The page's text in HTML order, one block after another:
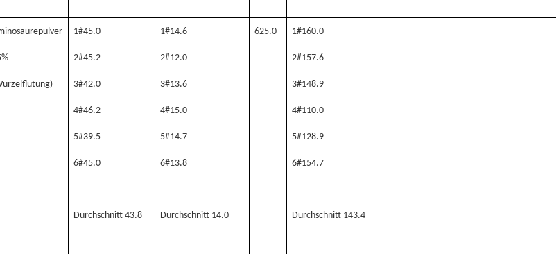
1#45.0
2#45.2
3#42.0
4#46.2
5#39.5
6#45.0
Durchschnitt 43.8
1#14.6
2#12.0
3#13.6
4#15.0
5#14.7
6#13.8
Durchschnitt 14.0
625.0 1#160.0
2#157.6
3#148.9
4#110.0
5#128.9
6#154.7
Durchschnitt 143.4